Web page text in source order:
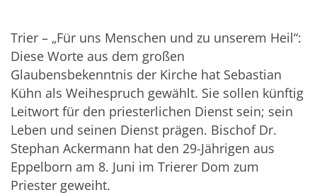
Trier – „Für uns Menschen und zu unserem Heil“:
Diese Worte aus dem großen
Glaubensbekenntnis der Kirche hat Sebastian
Kühn als Weihespruch gewählt. Sie sollen künftig
Leitwort für den priesterlichen Dienst sein; sein
Leben und seinen Dienst prägen. Bischof Dr.
Stephan Ackermann hat den 29-Jährigen aus
Eppelborn am 8. Juni im Trierer Dom zum
Priester geweiht.